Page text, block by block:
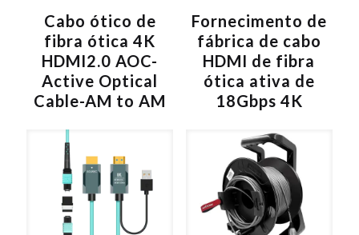
Cabo ótico de
fibra ótica 4K
HDMI2.0 AOC-
Active Optical
Cable-AM to AM
Fornecimento de
fábrica de cabo
HDMI de fibra
ótica ativa de
18Gbps 4K